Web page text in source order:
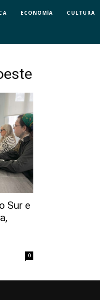
ECONOMÍA CULTURA
Sur e
0